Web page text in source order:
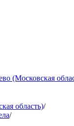
(Московская
область)/
/